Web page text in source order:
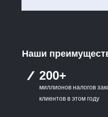
Наши
200+
миллионов налогов
клиентов в этом году